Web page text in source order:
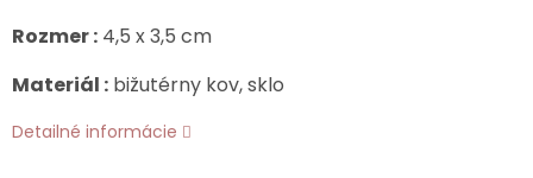
Rozmer : 4,5 x 3,5 cm
Materiál : bižutérny kov, sklo
Detailné informácie